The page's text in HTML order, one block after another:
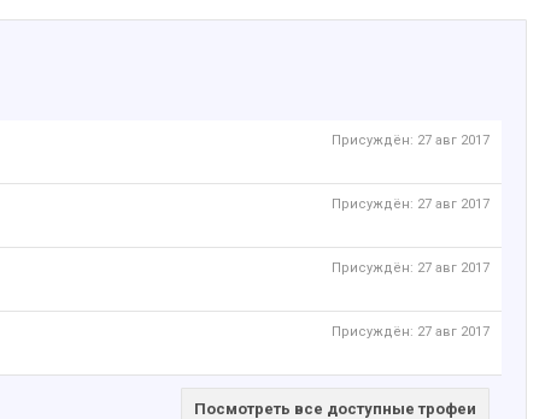
Присуждён: 27 авг 2017
Присуждён: 27 авг 2017
Присуждён: 27 авг 2017
Присуждён: 27 авг 2017
Посмотреть все доступные трофеи